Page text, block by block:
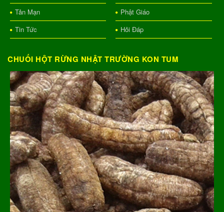
Tản Mạn
Phật Giáo
Tin Tức
Hỏi Đáp
CHUỐI HỘT RỪNG NHẬT TRƯỜNG KON TUM